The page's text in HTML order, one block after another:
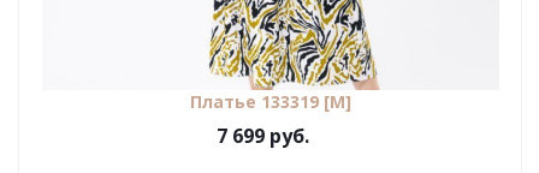
Платье 133319 [М]
7 699 руб.